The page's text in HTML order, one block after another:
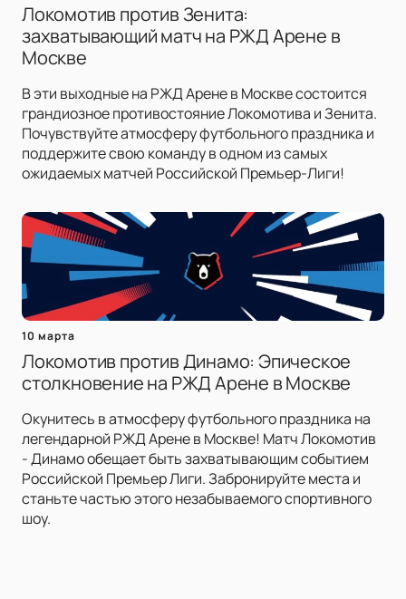
Локомотив против Зенита:
захватывающий матч на РЖД Арене в
Москве
В эти выходные на РЖД Арене в Москве состоится
грандиозное противостояние Локомотива и Зенита.
Почувствуйте атмосферу футбольного праздника и
поддержите свою команду в одном из самых
ожидаемых матчей Российской Премьер-Лиги!
10 марта
Локомотив против Динамо: Эпическое
столкновение на РЖД Арене в Москве
Окунитесь в атмосферу футбольного праздника на
легендарной РЖД Арене в Москве! Матч Локомотив
- Динамо обещает быть захватывающим событием
Российской Премьер Лиги. Забронируйте места и
станьте частью этого незабываемого спортивного
шоу.